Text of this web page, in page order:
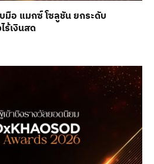
มือ แมกซ์ โซลูชัน ยกระดับ
ร้เงินสด